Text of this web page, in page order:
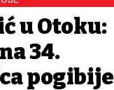
u Otoku:
34.
pogibije